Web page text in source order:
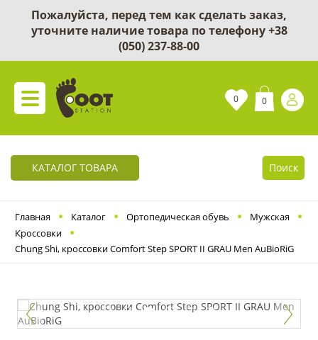
Пожалуйста, перед тем как сделать заказ,
уточните наличие товара по телефону+38
(050) 237-88-00
0 0
КАТАЛОГ ТОВАРА Поиск
Главная Каталог Ортопедическая обувь
Мужская
Кроссовки
Chung Shi, кроссовки Comfort Step SPORT II GRAU Men AuBioRiG